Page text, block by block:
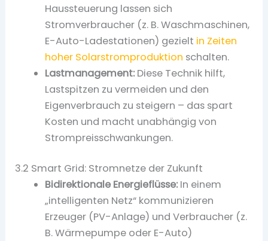
Haussteuerung lassen sich
Stromverbraucher (z. B. Waschmaschinen,
E-Auto-Ladestationen) gezielt in Zeiten
hoher Solarstromproduktion schalten.
Lastmanagement:Diese Technik hilft,
Lastspitzen zu vermeiden und den
Eigenverbrauch zu steigern – das spart
Kosten und macht unabhängig von
Strompreisschwankungen.
3.2 Smart Grid: Stromnetze der Zukunft
Bidirektionale Energieflüsse:In einem
„intelligenten Netz“ kommunizieren
Erzeuger (PV-Anlage) und Verbraucher (z.
B. Wärmepumpe oder E-Auto)